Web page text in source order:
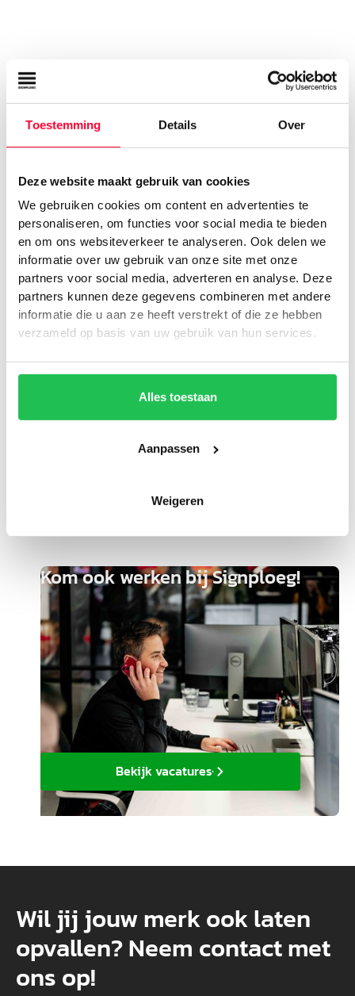
Toestemming Details Over
Deze website maakt gebruik van cookies
We gebruiken cookies om content en advertenties te
personaliseren, om functies voor social media te bieden
en om ons websiteverkeer te analyseren. Ook delen we
informatie over uw gebruik van onze site met onze
partners voor social media, adverteren en analyse. Deze
partners kunnen deze gegevens combineren met andere
informatie die u aan ze heeft verstrekt of die ze hebben
verzameld op basis van uw gebruik van hun services.
Alles toestaan
Aanpassen
Weigeren
Ramon Hilhorst
Peter Eijbergen
Kom ook werken bij Signploeg!
Bekijk vacatures
Wil jij jouw merk ook laten
opvallen? Neem contact met
ons op!